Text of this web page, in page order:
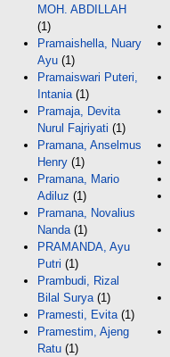
MOH. ABDILLAH
(1)
Pramaishella, Nuary
Ayu (1)
Pramaiswari Puteri,
Intania (1)
Pramaja, Devita
Nurul Fajriyati (1)
Pramana, Anselmus
Henry (1)
Pramana, Mario
Adiluz (1)
Pramana, Novalius
Nanda (1)
PRAMANDA, Ayu
Putri (1)
Prambudi, Rizal
Bilal Surya (1)
Pramesti, Evita (1)
Pramestim, Ajeng
Ratu (1)